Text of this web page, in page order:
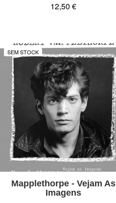
12,50 €
SEM STOCK
Mapplethorpe - Vejam As
Imagens